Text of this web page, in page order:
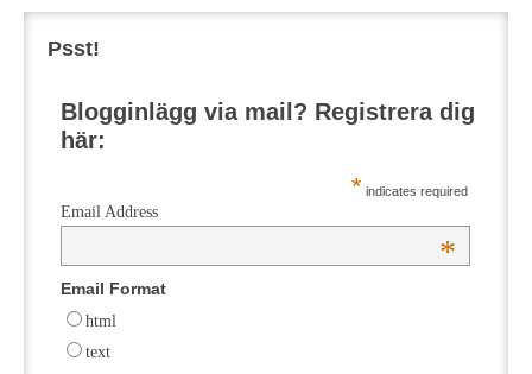
Psst!
Blogginlägg via mail? Registrera dig
här:
* indicates required
Email Address
*
Email Format
html
text